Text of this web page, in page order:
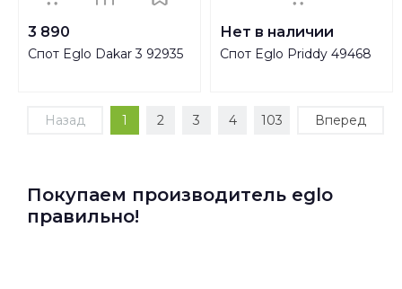
3 890
Спот Eglo Dakar 3 92935
Нет в наличии
Спот Eglo Priddy 49468
Назад 1 2 3 4 103 Вперед
Покупаем производитель eglo
правильно!